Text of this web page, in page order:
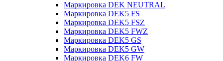
Маркировка DEK NEUTRAL
Маркировка DEK5 FS
Маркировка DEK5 FSZ
Маркировка DEK5 FWZ
Маркировка DEK5 GS
Маркировка DEK5 GW
Маркировка DEK6 FW